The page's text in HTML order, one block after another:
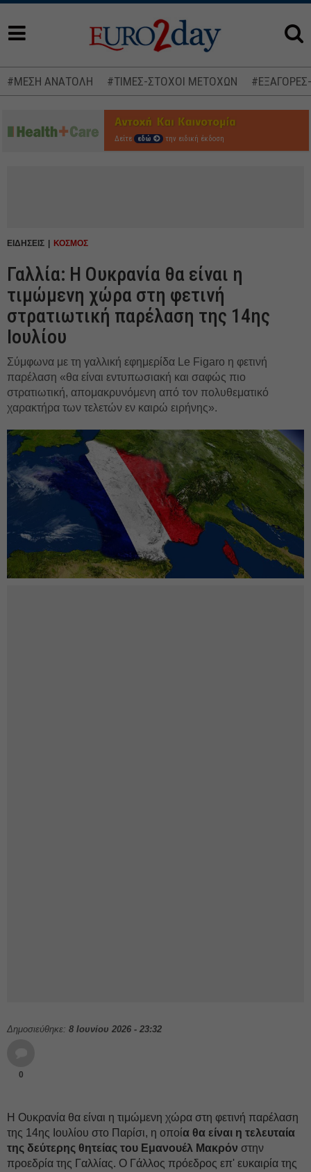
#ΜΕΣΗ ΑΝΑΤΟΛΗ #ΤΙΜΕΣ-ΣΤΟΧΟΙ ΜΕΤΟΧΩΝ
Δείτε εδώ την ειδική έκδοση
ΕΙΔΗΣΕΙΣ ΚΟΣΜΟΣ
Γαλλία: Η Ουκρανία θα είναι η
τιμώμενη χώρα στη φετινή
στρατιωτική παρέλαση της 14ης
Ιουλίου
Σύμφωνα με τη γαλλική εφημερίδα Le Figaro η φετινή
παρέλαση «θα είναι εντυπωσιακή και σαφώς πιο
στρατιωτική, απομακρυνόμενη από τον πολυθεματικό
χαρακτήρα των τελετών εν καιρώ ειρήνης».
Δημοσιεύθηκε: 8 Ιουνίου 2026 - 23:32
0
Η Ουκρανία θα είναι η τιμώμενη χώρα στη φετινή παρέλαση
της 14ης Ιουλίου στο Παρίσι, η οποία θα είναι η τελευταία
της δεύτερης θητείας του Εμανουέλ Μακρόν στην
προεδρία της Γαλλίας. Ο Γάλλος πρόεδρος επ' ευκαιρία της